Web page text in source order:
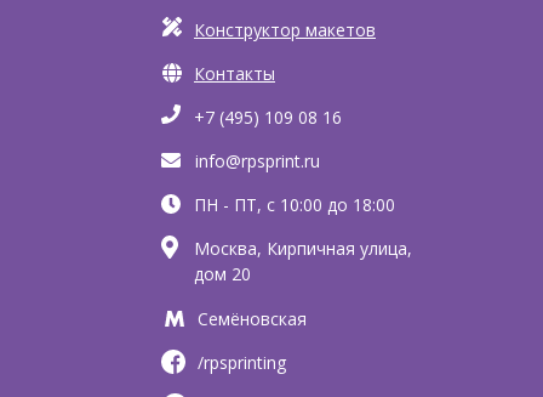
Москва, Кирпичная улица,
дом 20
Конструктор макетов
Контакты
+7 (495) 109 08 16
info@rpsprint.ru
ПН - ПТ, с 10:00 до 18:00
Семёновская
/rpsprinting